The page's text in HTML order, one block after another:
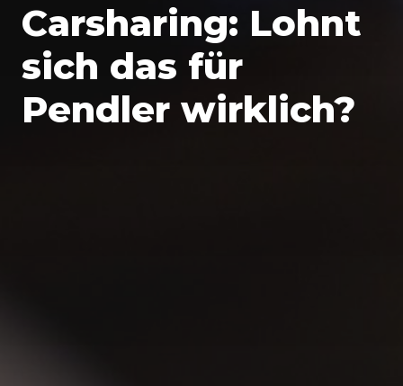
Carsharing: Lohnt
sich das für
Pendler wirklich?